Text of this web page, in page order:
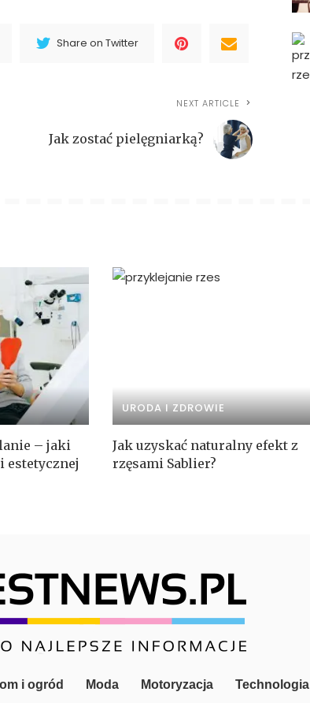
Share on Twitter
NEXT ARTICLE
Jak zostać pielęgniarką?
– jaki
estetycznej
URODA I ZDROWIE
Jak uzyskać naturalny efekt z
rzęsami Sablier?
i ogród Moda Motoryzacja Technologia